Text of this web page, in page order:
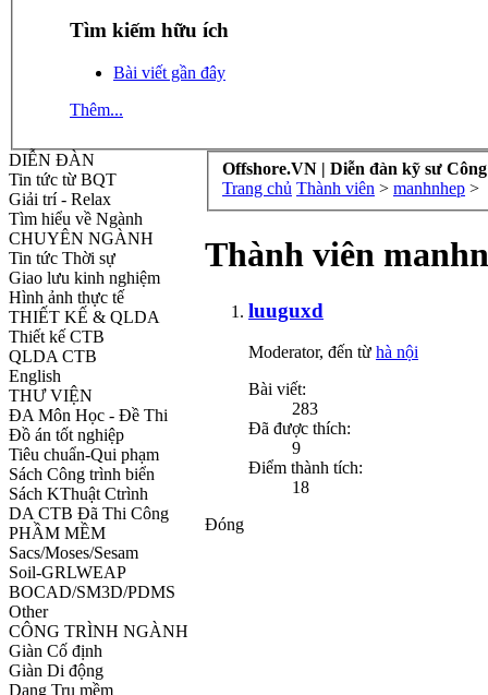
Tìm kiếm hữu ích
Bài viết gần đây
Thêm...
DIỄN ĐÀN
Tin tức từ BQT
Giải trí - Relax
Tìm hiểu về Ngành
CHUYÊN NGÀNH
Tin tức Thời sự
Giao lưu kinh nghiệm
Hình ảnh thực tế
THIẾT KẾ & QLDA
Thiết kế CTB
QLDA CTB
English
THƯ VIỆN
ĐA Môn Học - Đề Thi
Đồ án tốt nghiệp
Tiêu chuẩn-Qui phạm
Sách Công trình biển
Sách KThuật Ctrình
DA CTB Đã Thi Công
PHẦM MỀM
Sacs/Moses/Sesam
Soil-GRLWEAP
BOCAD/SM3D/PDMS
Other
CÔNG TRÌNH NGÀNH
Giàn Cố định
Giàn Di động
Dạng Trụ mềm
Offshore.VN | Diễn đàn kỹ sư
Trang chủ Thành viên > manhnhep >
Thành viên
luuguxd
Moderator, đến từ hà nội
Bài viết:
283
Đã được thích:
9
Điểm thành tích:
18
Đóng